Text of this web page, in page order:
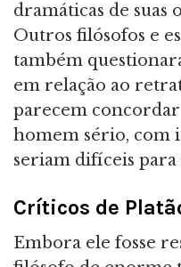
dramáticas de suas
Outros filósofos e
também
em relação ao
parecem
homem sério, com
seriam difíceis
Críticos de
Embora ele fosse